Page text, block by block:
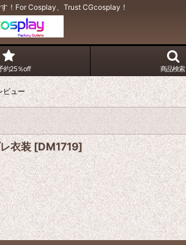
！For Cosplay、Trust CGcosplay！
約25％off 商品検索
ビュー
衣装 [DM1719]